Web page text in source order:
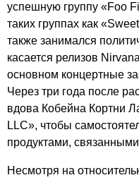
успешную группу «Foo
таких группах как «Sweet
также занимался
касается релизов Nirvana
основном концертные
Через три года после
вдова Кобейна Кортни
LLC», чтобы
продуктами,
Несмотря на